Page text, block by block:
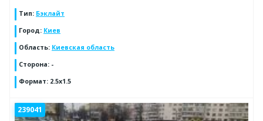
Тип: Бэклайт
Город: Киев
Область: Киевская область
Сторона: -
Формат: 2.5x1.5
239041